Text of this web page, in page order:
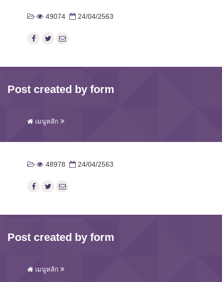
49074 24/04/2563
Post created by form
เมนูหลัก
48978 24/04/2563
Post created by form
เมนูหลัก